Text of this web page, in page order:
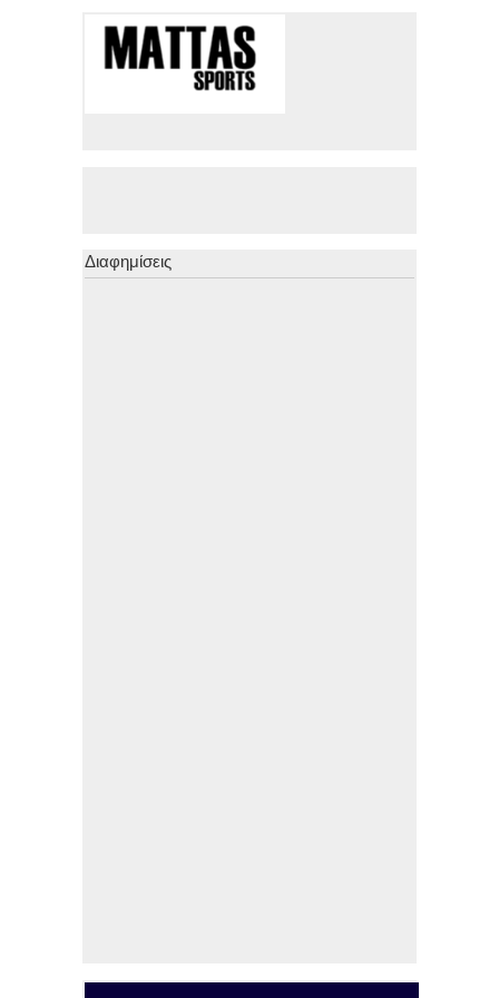
Διαφημίσεις